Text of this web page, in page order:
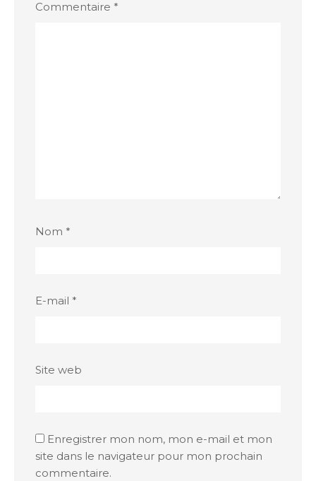
Commentaire *
Nom *
E-mail *
Site web
Enregistrer mon nom, mon e-mail et mon
site dans le navigateur pour mon prochain
commentaire.